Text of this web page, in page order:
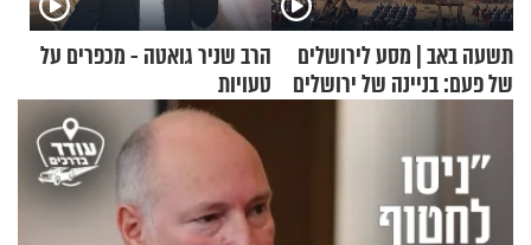
תשעה באב | מסע לירושלים
של פעם: בניינה של ירושלים
הרב שניר גואטה - מכפרים על
טעויות